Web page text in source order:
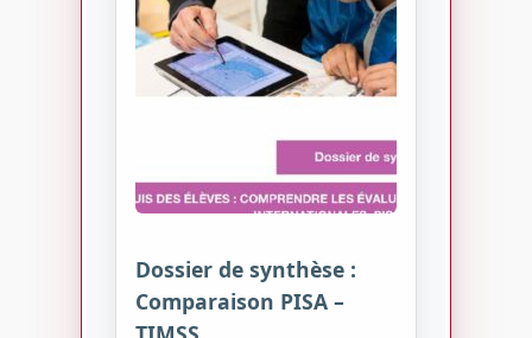
Dossier de synthèse :
Comparaison PISA –